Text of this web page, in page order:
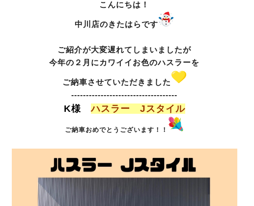
こんにちは！
中川店のきたはらです
ご紹介が大変遅れてしまいましたが
今年の２月にカワイイお色のハスラーを
ご納車させていただきました
------------------------------------
K様 ハスラー Jスタイル
ご納車おめでとうございます！！